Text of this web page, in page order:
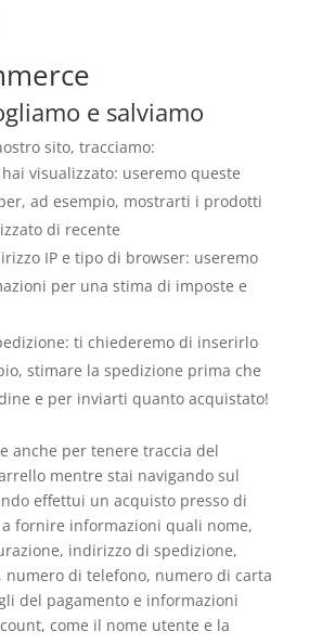
e salviamo
sito, tracciamo:
visualizzato: useremo queste
ad esempio, mostrarti i prodotti
di recente
IP e tipo di browser: useremo
per una stima di imposte e
ti chiederemo di inserirlo
stimare la spedizione prima che
e per inviarti quanto acquistato!
anche per tenere traccia del
mentre stai navigando sul
effettui un acquisto presso di
fornire informazioni quali nome,
indirizzo di spedizione,
numero di telefono, numero di carta
del pagamento e informazioni
come il nome utente e la